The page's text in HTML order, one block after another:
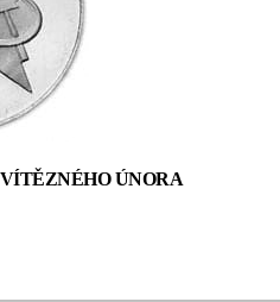
VÍTĚZNÉHO ÚNORA